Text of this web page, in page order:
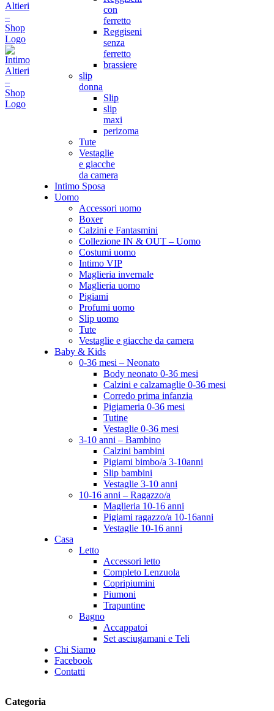
con
ferretto
Reggiseni
senza
ferretto
brassiere
slip
donna
Slip
slip
maxi
perizoma
Tute
Vestaglie
e giacche
da camera
Intimo Sposa
Uomo
Accessori uomo
Boxer
Calzini e Fantasmini
Collezione IN & OUT – Uomo
Costumi uomo
Intimo VIP
Maglieria invernale
Maglieria uomo
Pigiami
Profumi uomo
Slip uomo
Tute
Vestaglie e giacche da camera
Baby & Kids
0-36 mesi – Neonato
Body neonato 0-36 mesi
Calzini e calzamaglie 0-36 mesi
Corredo prima infanzia
Pigiameria 0-36 mesi
Tutine
Vestaglie 0-36 mesi
3-10 anni – Bambino
Calzini bambini
Pigiami bimbo/a 3-10anni
Slip bambini
Vestaglie 3-10 anni
10-16 anni – Ragazzo/a
Maglieria 10-16 anni
Pigiami ragazzo/a 10-16anni
Vestaglie 10-16 anni
Casa
Letto
Accessori letto
Completo Lenzuola
Copripiumini
Piumoni
Trapuntine
Bagno
Accappatoi
Set asciugamani e Teli
Chi Siamo
Facebook
Contatti
Categoria